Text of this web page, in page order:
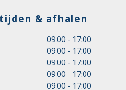
& afhalen
09:00 - 17:00
09:00 - 17:00
09:00 - 17:00
09:00 - 17:00
09:00 - 17:00